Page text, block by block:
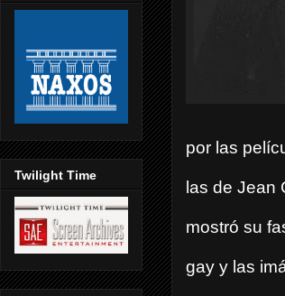
por las
las de Jean
mostró su
gay y las
Twilight Time